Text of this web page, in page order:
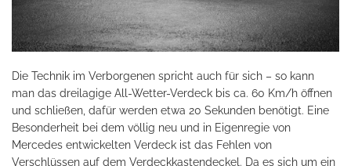
Die Technik im Verborgenen spricht auch für sich – so kann
man das dreilagige All-Wetter-Verdeck bis ca. 60 Km/h öffnen
und schließen, dafür werden etwa 20 Sekunden benötigt. Eine
Besonderheit bei dem völlig neu und in Eigenregie von
Mercedes entwickelten Verdeck ist das Fehlen von
Verschlüssen auf dem Verdeckkastendeckel. Da es sich um ein